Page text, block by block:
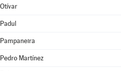
Otívar
Padul
Pampaneira
Pedro Martínez